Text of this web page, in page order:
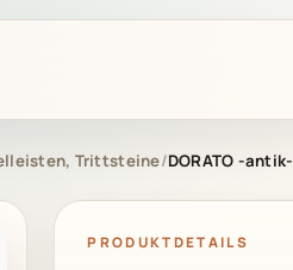
Trittsteine/DORATO -antik-
PRODUKTDETAILS